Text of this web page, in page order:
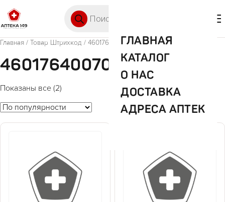
ГЛАВНАЯ
КАТАЛОГ
О НАС
ДОСТАВКА
АДРЕСА АПТЕК
Главная / Товар Штрихкод / 4601764007098
4601764007098
Показаны все (2)